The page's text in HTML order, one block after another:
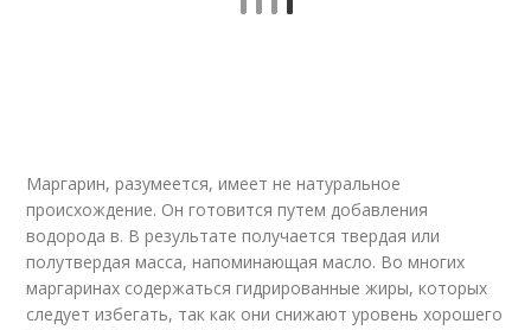
Маргарин, разумеется, имеет не натуральное
происхождение. Он готовится путем добавления
водорода в. В результате получается твердая или
полутвердая масса, напоминающая масло. Во многих
маргаринах содержаться гидрированные жиры, которых
следует избегать, так как они снижают уровень хорошего